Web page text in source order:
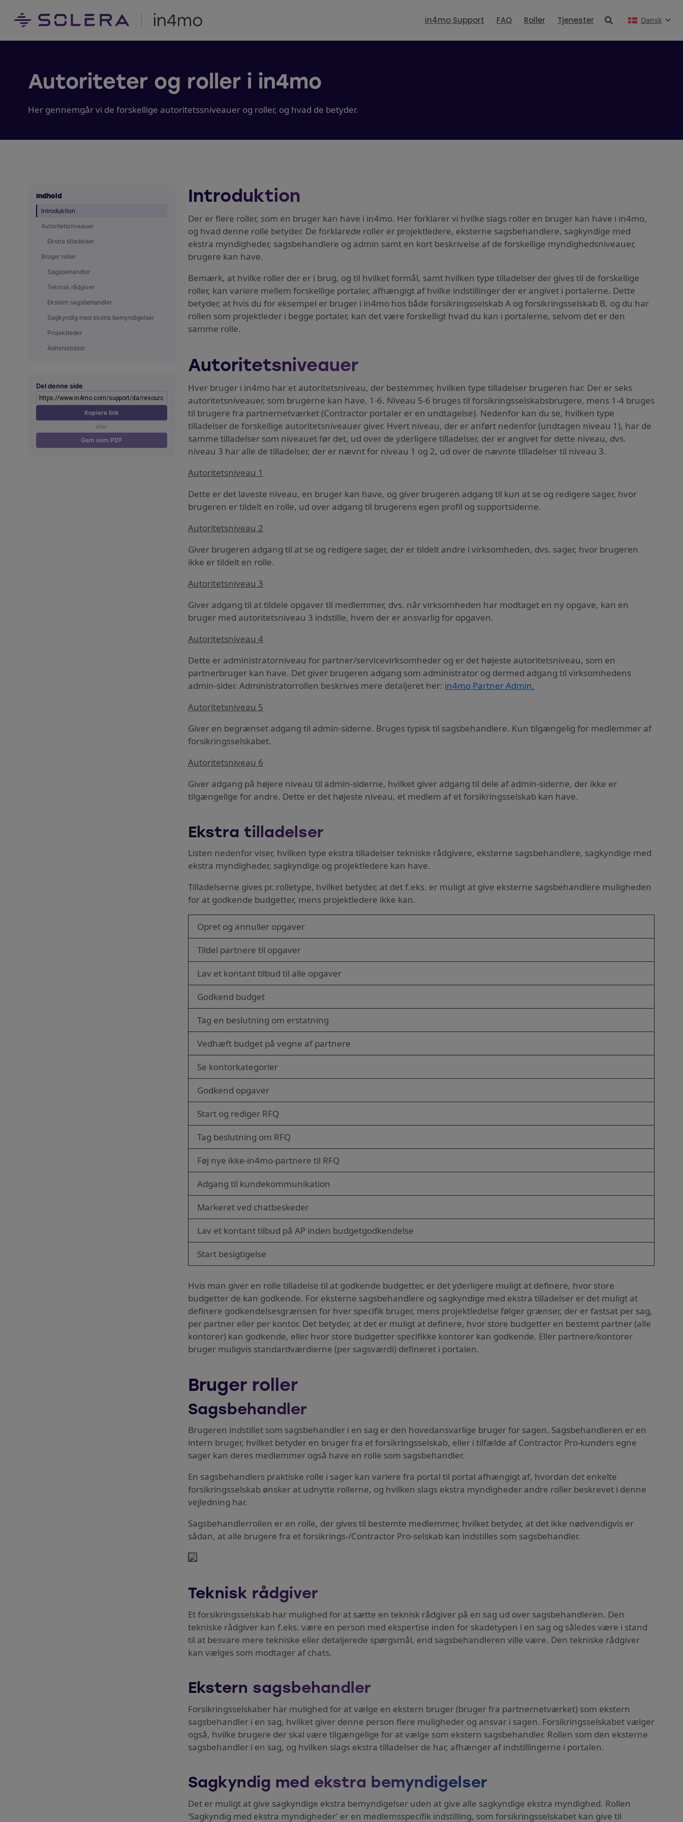
in4mo Support FAQ Roller Tjenester Dansk
Autoriteter og roller i in4mo
Her gennemgår vi de forskellige autoritetssniveauer og roller, og hvad de betyder.
Indhold
Introduktion
Autoritetsniveauer
Ekstra tilladelser
Bruger roller
Sagsbehandler
Teknisk rådgiver
Ekstern sagsbehandler
Sagkyndig med ekstra bemyndigelser
Projektleder
Administrator
Del denne side
Kopiere link
eller
Gem som PDF
Introduktion
Der er flere roller, som en bruger kan have i in4mo. Her forklarer vi hvilke slags roller en bruger kan have i in4mo,
og hvad denne rolle betyder. De forklarede roller er projektledere, eksterne sagsbehandlere, sagkyndige med
ekstra myndigheder, sagsbehandlere og admin samt en kort beskrivelse af de forskellige myndighedsniveauer,
brugere kan have.
Bemærk, at hvilke roller der er i brug, og til hvilket formål, samt hvilken type tilladelser der gives til de forskellige
roller, kan variere mellem forskellige portaler, afhængigt af hvilke indstillinger der er angivet i portalerne. Dette
betyder, at hvis du for eksempel er bruger i in4mo hos både forsikringsselskab A og forsikringsselskab B, og du har
rollen som projektleder i begge portaler, kan det være forskelligt hvad du kan i portalerne, selvom det er den
samme rolle.
Autoritetsniveauer
Hver bruger i in4mo har et autoritetsniveau, der bestemmer, hvilken type tilladelser brugeren har. Der er seks
autoritetsniveauer, som brugerne kan have, 1-6. Niveau 5-6 bruges til forsikringsselskabsbrugere, mens 1-4 bruges
til brugere fra partnernetværket (Contractor portaler er en undtagelse). Nedenfor kan du se, hvilken type
tilladelser de forskellige autoritetsniveauer giver. Hvert niveau, der er anført nedenfor (undtagen niveau 1), har de
samme tilladelser som niveauet før det, ud over de yderligere tilladelser, der er angivet for dette niveau, dvs.
niveau 3 har alle de tilladelser, der er nævnt for niveau 1 og 2, ud over de nævnte tilladelser til niveau 3.
Autoritetsniveau 1
Dette er det laveste niveau, en bruger kan have, og giver brugeren adgang til kun at se og redigere sager, hvor
brugeren er tildelt en rolle, ud over adgang til brugerens egen profil og supportsiderne.
Autoritetsniveau 2
Giver brugeren adgang til at se og redigere sager, der er tildelt andre i virksomheden, dvs. sager, hvor brugeren
ikke er tildelt en rolle.
Autoritetsniveau 3
Giver adgang til at tildele opgaver til medlemmer, dvs. når virksomheden har modtaget en ny opgave, kan en
bruger med autoritetsniveau 3 indstille, hvem der er ansvarlig for opgaven.
Autoritetsniveau 4
Dette er administratorniveau for partner/servicevirksomheder og er det højeste autoritetsniveau, som en
partnerbruger kan have. Det giver brugeren adgang som administrator og dermed adgang til virksomhedens
admin-sider. Administratorrollen beskrives mere detaljeret her: in4mo Partner Admin.
Autoritetsniveau 5
Giver en begrænset adgang til admin-siderne. Bruges typisk til sagsbehandlere. Kun tilgængelig for medlemmer af
forsikringsselskabet.
Autoritetsniveau 6
Giver adgang på højere niveau til admin-siderne, hvilket giver adgang til dele af admin-siderne, der ikke er
tilgængelige for andre. Dette er det højeste niveau, et medlem af et forsikringsselskab kan have.
Ekstra tilladelser
Listen nedenfor viser, hvilken type ekstra tilladelser tekniske rådgivere, eksterne sagsbehandlere, sagkyndige med
ekstra myndigheder, sagkyndige og projektledere kan have.
Tilladelserne gives pr. rolletype, hvilket betyder, at det f.eks. er muligt at give eksterne sagsbehandlere muligheden
for at godkende budgetter, mens projektledere ikke kan.
Opret og annuller opgaver
Tildel partnere til opgaver
Lav et kontant tilbud til alle opgaver
Godkend budget
Tag en beslutning om erstatning
Vedhæft budget på vegne af partnere
Se kontorkategorier
Godkend opgaver
Start og rediger RFQ
Tag beslutning om RFQ
Føj nye ikke-in4mo-partnere til RFQ
Adgang til kundekommunikation
Markeret ved chatbeskeder
Lav et kontant tilbud på AP inden budgetgodkendelse
Start besigtigelse
Hvis man giver en rolle tilladelse til at godkende budgetter, er det yderligere muligt at definere, hvor store
budgetter de kan godkende. For eksterne sagsbehandlere og sagkyndige med ekstra tilladelser er det muligt at
definere godkendelsesgrænsen for hver specifik bruger, mens projektledelse følger grænser, der er fastsat per sag,
per partner eller per kontor. Det betyder, at det er muligt at definere, hvor store budgetter en bestemt partner (alle
kontorer) kan godkende, eller hvor store budgetter specifikke kontorer kan godkende. Eller partnere/kontorer
bruger muligvis standardværdierne (per sagsværdi) defineret i portalen.
Bruger roller
Sagsbehandler
Brugeren indstillet som sagsbehandler i en sag er den hovedansvarlige bruger for sagen. Sagsbehandleren er en
intern bruger, hvilket betyder en bruger fra et forsikringsselskab, eller i tilfælde af Contractor Pro-kunders egne
sager kan deres medlemmer også have en rolle som sagsbehandler.
En sagsbehandlers praktiske rolle i sager kan variere fra portal til portal afhængigt af, hvordan det enkelte
forsikringsselskab ønsker at udnytte rollerne, og hvilken slags ekstra myndigheder andre roller beskrevet i denne
vejledning har.
Sagsbehandlerrollen er en rolle, der gives til bestemte medlemmer, hvilket betyder, at det ikke nødvendigvis er
sådan, at alle brugere fra et forsikrings-/Contractor Pro-selskab kan indstilles som sagsbehandler.
Teknisk rådgiver
Et forsikringsselskab har mulighed for at sætte en teknisk rådgiver på en sag ud over sagsbehandleren. Den
tekniske rådgiver kan f.eks. være en person med ekspertise inden for skadetypen i en sag og således være i stand
til at besvare mere tekniske eller detaljerede spørgsmål, end sagsbehandleren ville være. Den tekniske rådgiver
kan vælges som modtager af chats.
Ekstern sagsbehandler
Forsikringsselskaber har mulighed for at vælge en ekstern bruger (bruger fra partnernetværket) som ekstern
sagsbehandler i en sag, hvilket giver denne person flere muligheder og ansvar i sagen. Forsikringsselskabet vælger
også, hvilke brugere der skal være tilgængelige for at vælge som ekstern sagsbehandler. Rollen som den eksterne
sagsbehandler i en sag, og hvilken slags ekstra tilladelser de har, afhænger af indstillingerne i portalen.
Sagkyndig med ekstra bemyndigelser
Det er muligt at give sagkyndige ekstra bemyndigelser uden at give alle sagkyndige ekstra myndighed. Rollen
‘Sagkyndig med ekstra myndigheder’ er en medlemsspecifik indstilling, som forsikringsselskabet kan give til